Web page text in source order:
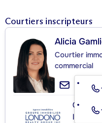
Courtiers inscripteurs
Alicia
Courtier
commercial
INC.